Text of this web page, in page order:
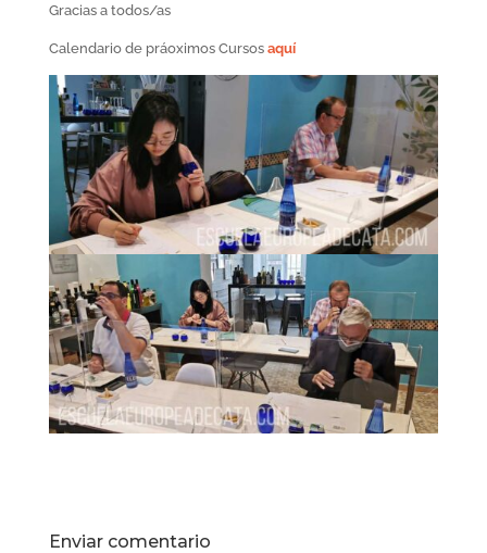
Gracias a todos/as
Calendario de práoximos Cursos aquí
Enviar comentario